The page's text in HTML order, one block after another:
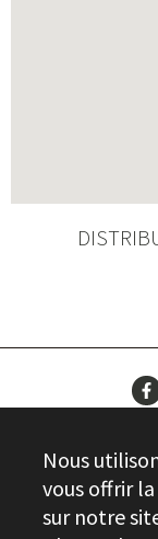
Nous
vous offrir
sur notre